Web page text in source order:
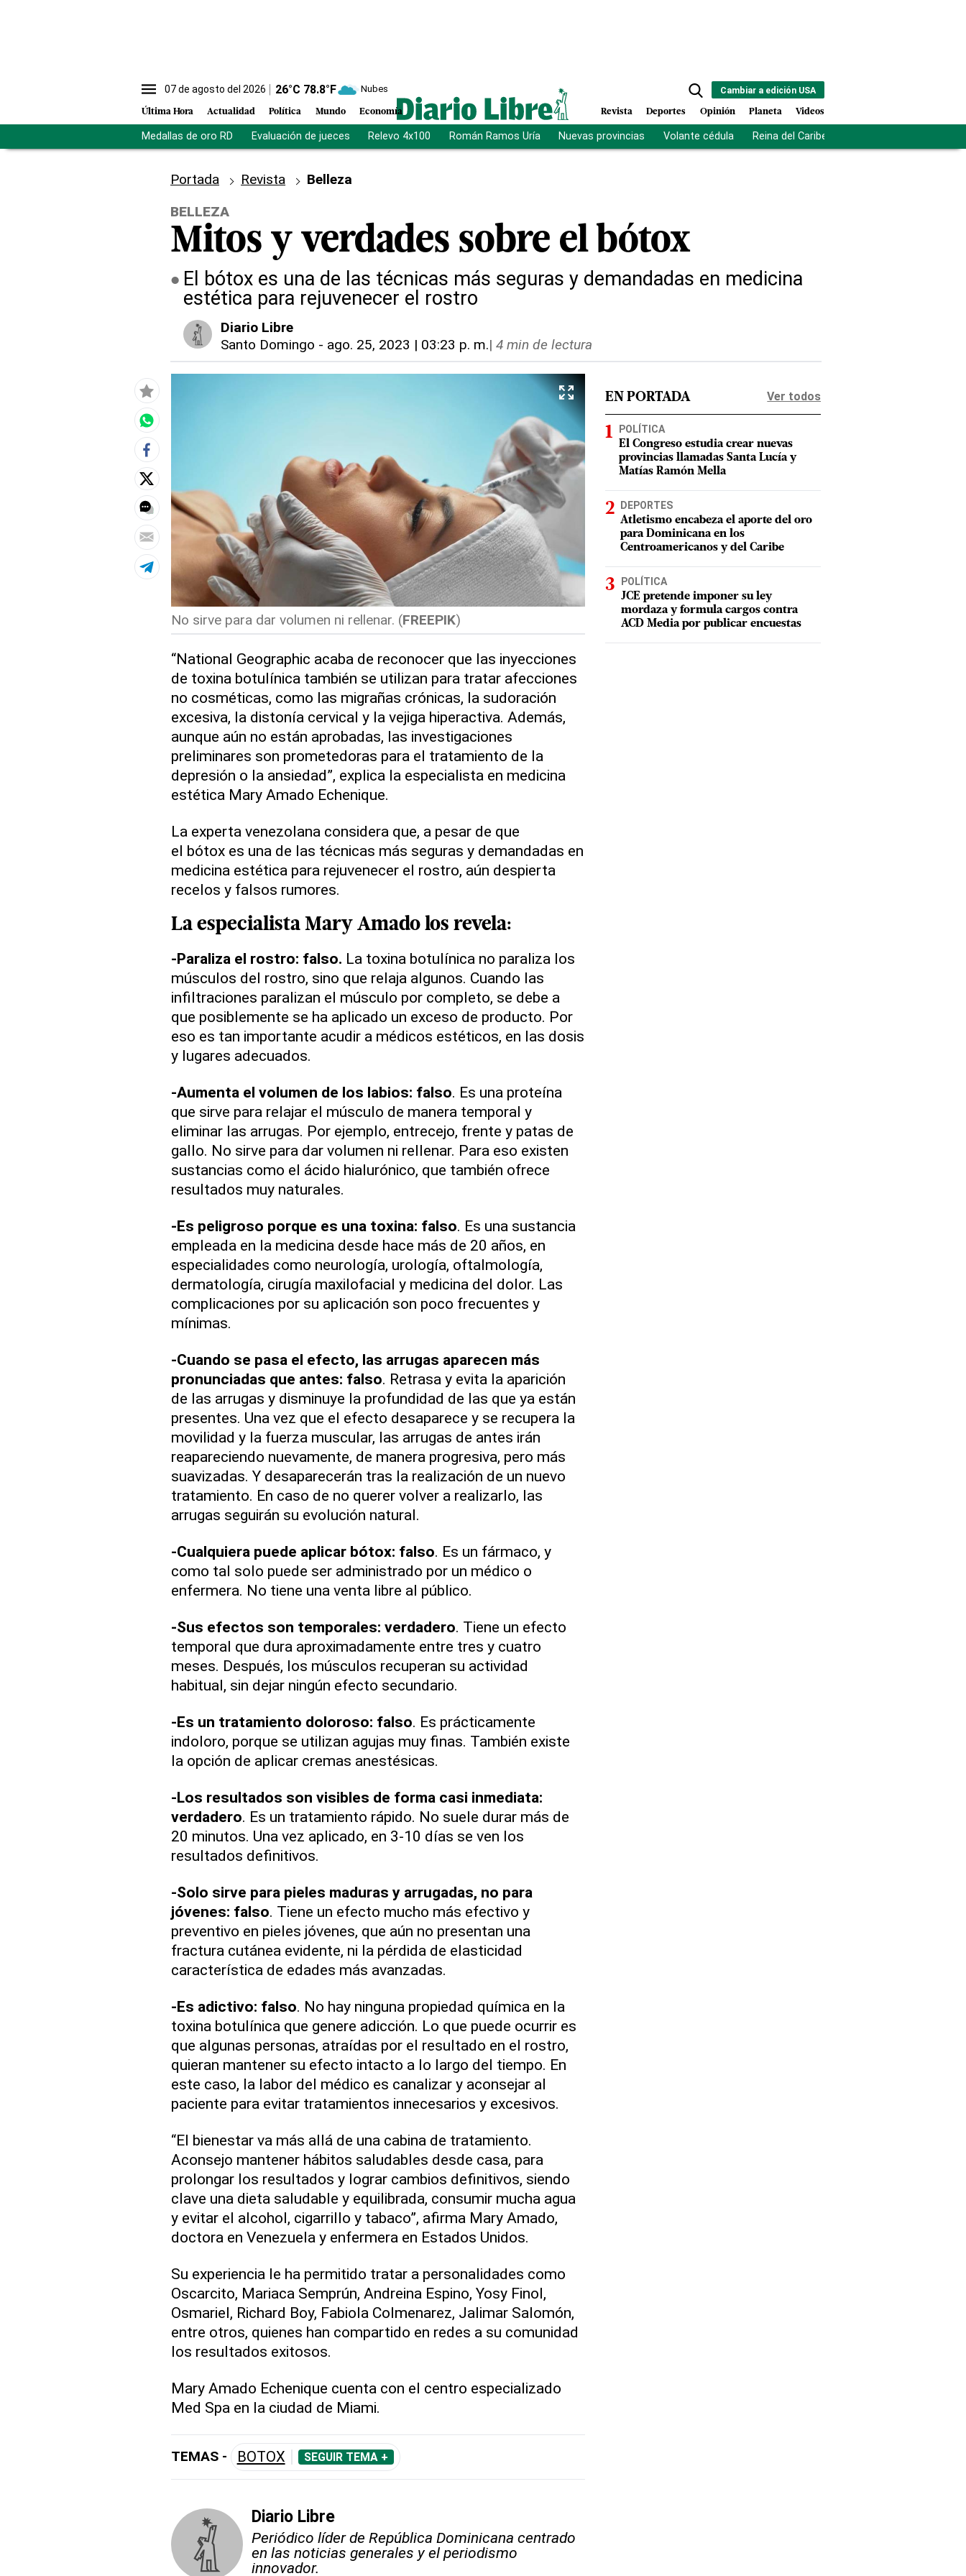
07 de agosto del 2026 26°C 78.8°F Nubes
Última Hora Actualidad Política Mundo Economía
Cambiar a edición USA
Revista Deportes Opinión Planeta Videos
Medallas de oro RD Evaluación de jueces Relevo 4x100 Román Ramos Uría Nuevas provincias Volante cédula Reina del Caribe
Portada Revista
Belleza
BELLEZA
Mitos y verdades sobre el bótox
El bótox es una de las técnicas más seguras y demandadas en medicina
estética para rejuvenecer el rostro
Diario Libre
Santo Domingo - ago. 25, 2023 | 03:23 p. m.| 4 min de lectura
No sirve para dar volumen ni rellenar. (FREEPIK)
“National Geographic acaba de reconocer que las inyecciones
de toxina botulínica también se utilizan para tratar afecciones
no cosméticas, como las migrañas crónicas, la sudoración
excesiva, la distonía cervical y la vejiga hiperactiva. Además,
aunque aún no están aprobadas, las investigaciones
preliminares son prometedoras para el tratamiento de la
depresión o la ansiedad”, explica la especialista en medicina
estética Mary Amado Echenique.
La experta venezolana considera que, a pesar de que
el bótox es una de las técnicas más seguras y demandadas en
medicina estética para rejuvenecer el rostro, aún despierta
recelos y falsos rumores.
La especialista Mary Amado los revela:
-Paraliza el rostro: falso. La toxina botulínica no paraliza los
músculos del rostro, sino que relaja algunos. Cuando las
infiltraciones paralizan el músculo por completo, se debe a
que posiblemente se ha aplicado un exceso de producto. Por
eso es tan importante acudir a médicos estéticos, en las dosis
y lugares adecuados.
-Aumenta el volumen de los labios: falso. Es una proteína
que sirve para relajar el músculo de manera temporal y
eliminar las arrugas. Por ejemplo, entrecejo, frente y patas de
gallo. No sirve para dar volumen ni rellenar. Para eso existen
sustancias como el ácido hialurónico, que también ofrece
resultados muy naturales.
-Es peligroso porque es una toxina: falso. Es una sustancia
empleada en la medicina desde hace más de 20 años, en
especialidades como neurología, urología, oftalmología,
dermatología, cirugía maxilofacial y medicina del dolor. Las
complicaciones por su aplicación son poco frecuentes y
mínimas.
-Cuando se pasa el efecto, las arrugas aparecen más
pronunciadas que antes: falso. Retrasa y evita la aparición
de las arrugas y disminuye la profundidad de las que ya están
presentes. Una vez que el efecto desaparece y se recupera la
movilidad y la fuerza muscular, las arrugas de antes irán
reapareciendo nuevamente, de manera progresiva, pero más
suavizadas. Y desaparecerán tras la realización de un nuevo
tratamiento. En caso de no querer volver a realizarlo, las
arrugas seguirán su evolución natural.
-Cualquiera puede aplicar bótox: falso. Es un fármaco, y
como tal solo puede ser administrado por un médico o
enfermera. No tiene una venta libre al público.
-Sus efectos son temporales: verdadero. Tiene un efecto
temporal que dura aproximadamente entre tres y cuatro
meses. Después, los músculos recuperan su actividad
habitual, sin dejar ningún efecto secundario.
-Es un tratamiento doloroso: falso. Es prácticamente
indoloro, porque se utilizan agujas muy finas. También existe
la opción de aplicar cremas anestésicas.
-Los resultados son visibles de forma casi inmediata:
verdadero. Es un tratamiento rápido. No suele durar más de
20 minutos. Una vez aplicado, en 3-10 días se ven los
resultados definitivos.
-Solo sirve para pieles maduras y arrugadas, no para
jóvenes: falso. Tiene un efecto mucho más efectivo y
preventivo en pieles jóvenes, que aún no presentan una
fractura cutánea evidente, ni la pérdida de elasticidad
característica de edades más avanzadas.
-Es adictivo: falso. No hay ninguna propiedad química en la
toxina botulínica que genere adicción. Lo que puede ocurrir es
que algunas personas, atraídas por el resultado en el rostro,
quieran mantener su efecto intacto a lo largo del tiempo. En
este caso, la labor del médico es canalizar y aconsejar al
paciente para evitar tratamientos innecesarios y excesivos.
“El bienestar va más allá de una cabina de tratamiento.
Aconsejo mantener hábitos saludables desde casa, para
prolongar los resultados y lograr cambios definitivos, siendo
clave una dieta saludable y equilibrada, consumir mucha agua
y evitar el alcohol, cigarrillo y tabaco”, afirma Mary Amado,
doctora en Venezuela y enfermera en Estados Unidos.
Su experiencia le ha permitido tratar a personalidades como
Oscarcito, Mariaca Semprún, Andreina Espino, Yosy Finol,
Osmariel, Richard Boy, Fabiola Colmenarez, Jalimar Salomón,
entre otros, quienes han compartido en redes a su comunidad
los resultados exitosos.
Mary Amado Echenique cuenta con el centro especializado
Med Spa en la ciudad de Miami.
TEMAS - BOTOX SEGUIR TEMA +
Diario Libre
Periódico líder de República Dominicana centrado
en las noticias generales y el periodismo
innovador.
EN PORTADA Ver todos
POLÍTICA
El Congreso estudia crear nuevas
provincias llamadas Santa Lucía y
Matías Ramón Mella
DEPORTES
Atletismo encabeza el aporte del oro
para Dominicana en los
Centroamericanos y del Caribe
POLÍTICA
JCE pretende imponer su ley
mordaza y formula cargos contra
ACD Media por publicar encuestas